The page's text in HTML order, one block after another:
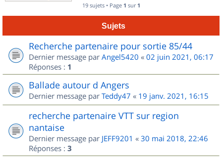
19 sujets • Page 1 sur 1
Sujets
Recherche partenaire pour sortie 85/44
Dernier message par Angel5420 « 02 juin 2021, 06:17
Réponses : 1
Ballade autour d Angers
Dernier message par Teddy47 « 19 janv. 2021, 16:15
recherche partenaire VTT sur region
nantaise
Dernier message par JEFF9201 « 30 mai 2018, 22:46
Réponses : 3